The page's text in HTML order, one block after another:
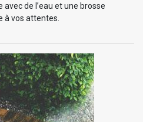
de l’eau et une brosse
à vos attentes.